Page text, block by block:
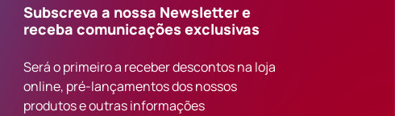
Subscreva a nossa Newsletter e
receba comunicações exclusivas
Será o primeiro a receber descontos na loja
online, pré-lançamentos dos nossos
produtos e outras informações